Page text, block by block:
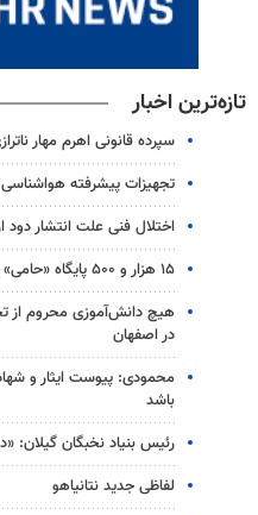
تازه‌ترین اخبار
سپرده قانونی اهرم مهار
تجهیزات پیشرفته هواشناسی
اختلال فنی علت انتشار دود
۱۵ هزار و ۵۰۰ پایگاه «حامی» برای جبران فقر یادگیری دانش‌آموزان
در اصفهان
محمودی: پیوست ایثار و
باشد
رئیس بنیاد نخبگان گیلان:
لفاظی جدید نتانیاهو